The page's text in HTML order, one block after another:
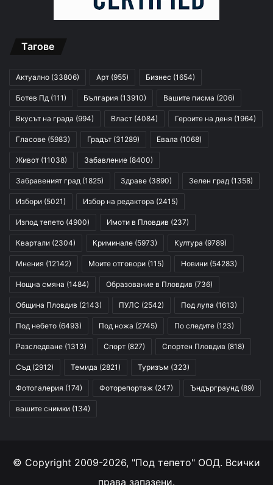
Тагове
Актуално (33806) Арт (955) Бизнес (1654)
Ботев Пд (111) България (13910) Вашите писма (206)
Вкусът на града (994) Власт (4084) Героите на деня (1964)
Гласове (5983) Градът (31289) Евала (1068)
Живот (11038) Забавление (8400)
Забравеният град (1825) Здраве (3890) Зелен град (1358)
Избори (5021) Избор на редактора (2415)
Изпод тепето (4900) Имоти в Пловдив (237)
Квартали (2304) Криминале (5973) Култура (9789)
Мнения (12142) Моите отговори (115) Новини (54283)
Нощна смяна (1484) Образование в Пловдив (736)
Община Пловдив (2143) ПУЛС (2542) Под лупа (1613)
Под небето (6493) Под ножа (2745) По следите (123)
Разследване (1313) Спорт (827) Спортен Пловдив (818)
Съд (2912) Темида (2821) Туризъм (323)
Фотогалерия (174) Фоторепортаж (247) Ъндърграунд (89)
вашите снимки (134)
© Copyright 2009-2026, "Под тепето" ООД. Всички
права запазени.